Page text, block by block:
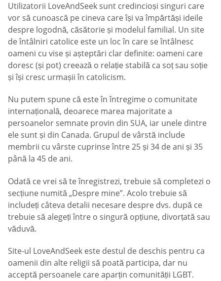
Utilizatorii LoveAndSeek sunt credincioși singuri care
vor să cunoască pe cineva care își va împărtăși ideile
despre logodnă, căsătorie și modelul familial. Un site
de întâlniri catolice este un loc în care se întâlnesc
oameni cu vise și așteptări clar definite: oameni care
doresc (și pot) creează o relație stabilă ca soț sau soție
și își cresc urmașii în catolicism.
Nu putem spune că este în întregime o comunitate
internațională, deoarece marea majoritate a
persoanelor semnate provin din SUA, iar unele dintre
ele sunt și din Canada. Grupul de vârstă include
membrii cu vârste cuprinse între 25 și 34 de ani și 35
până la 45 de ani.
Odată ce vrei să te înregistrezi, trebuie să completezi o
secțiune numită „Despre mine”. Acolo trebuie să
includeți câteva detalii necesare despre dvs. după ce
trebuie să alegeți între o singură opțiune, divorțată sau
văduvă.
Site-ul LoveAndSeek este destul de deschis pentru ca
oamenii din alte religii să poată participa, dar nu
acceptă persoanele care aparțin comunității LGBT.